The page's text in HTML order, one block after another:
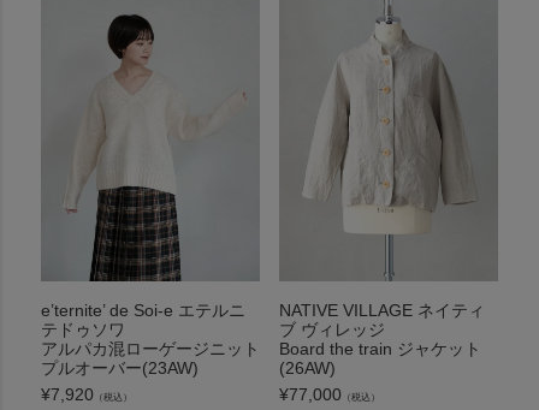
e’ternite’ de Soi-e エテルニ
テドゥソワ
アルパカ混ローゲージニット
プルオーバー(23AW)
¥7,920 （税込）
NATIVE VILLAGE ネイティ
ブ ヴィレッジ
Board the train ジャケット
(26AW)
¥77,000 （税込）